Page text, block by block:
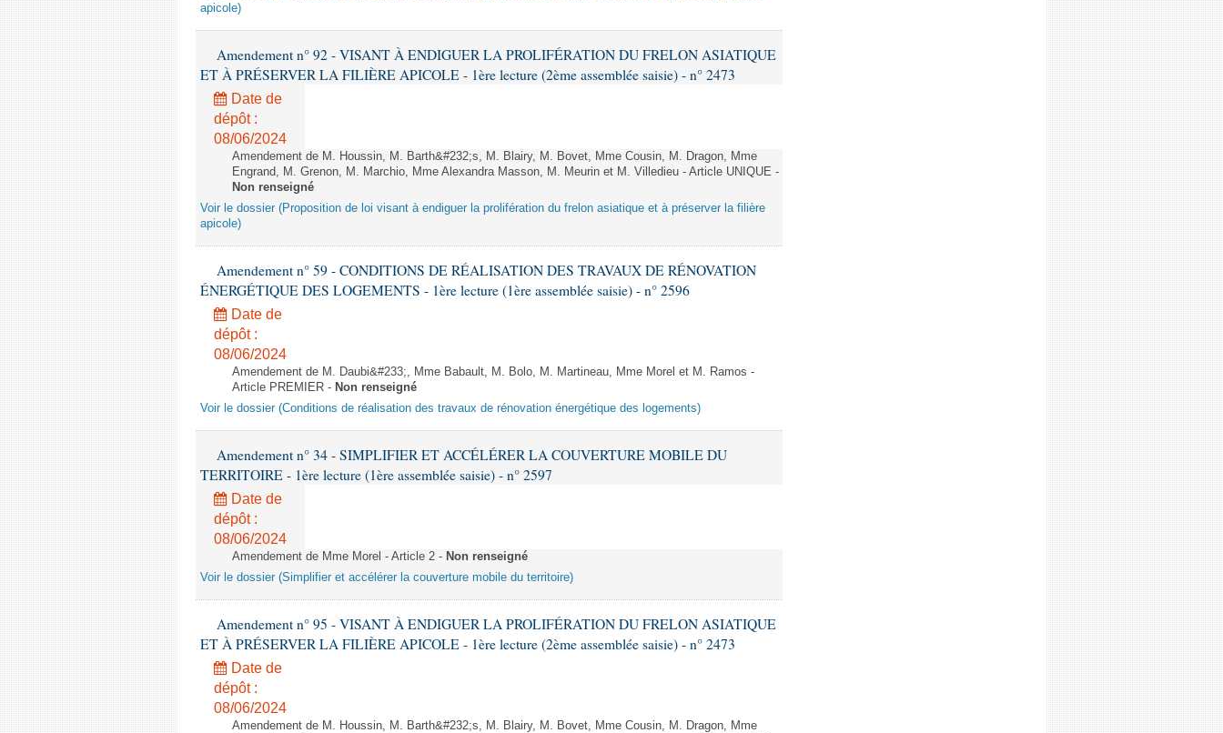
apicole)
Amendement n° 92 - VISANT À ENDIGUER LA PROLIFÉRATION DU FRELON ASIATIQUE
ET À PRÉSERVER LA FILIÈRE APICOLE - 1ère lecture (2ème assemblée saisie) - n° 2473
Date de
dépôt :
08/06/2024
Amendement de M. Houssin, M. Barth&#232;s, M. Blairy, M. Bovet, Mme Cousin, M. Dragon, Mme
Engrand, M. Grenon, M. Marchio, Mme Alexandra Masson, M. Meurin et M. Villedieu - Article UNIQUE -
Non renseigné
Voir le dossier (Proposition de loi visant à endiguer la prolifération du frelon asiatique et à préserver la filière
apicole)
Amendement n° 59 - CONDITIONS DE RÉALISATION DES TRAVAUX DE RÉNOVATION
ÉNERGÉTIQUE DES LOGEMENTS - 1ère lecture (1ère assemblée saisie) - n° 2596
Date de
dépôt :
08/06/2024
Amendement de M. Daubi&#233;, Mme Babault, M. Bolo, M. Martineau, Mme Morel et M. Ramos -
Article PREMIER - Non renseigné
Voir le dossier (Conditions de réalisation des travaux de rénovation énergétique des logements)
Amendement n° 34 - SIMPLIFIER ET ACCÉLÉRER LA COUVERTURE MOBILE DU
TERRITOIRE - 1ère lecture (1ère assemblée saisie) - n° 2597
Date de
dépôt :
08/06/2024
Amendement de Mme Morel - Article 2 - Non renseigné
Voir le dossier (Simplifier et accélérer la couverture mobile du territoire)
Amendement n° 95 - VISANT À ENDIGUER LA PROLIFÉRATION DU FRELON ASIATIQUE
ET À PRÉSERVER LA FILIÈRE APICOLE - 1ère lecture (2ème assemblée saisie) - n° 2473
Date de
dépôt :
08/06/2024
Amendement de M. Houssin, M. Barth&#232;s, M. Blairy, M. Bovet, Mme Cousin, M. Dragon, Mme